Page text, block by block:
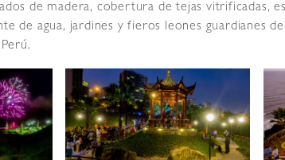
de madera, cobertura de tejas vitrificadas,
de agua, jardines y fieros leones guardianes